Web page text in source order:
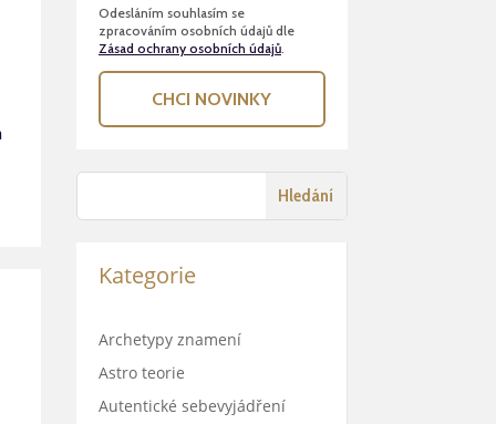
Odesláním souhlasím se
zpracováním osobních údajů dle
Zásad ochrany osobních údajů.
CHCI NOVINKY
Kategorie
Archetypy znamení
Astro teorie
Autentické sebevyjádření